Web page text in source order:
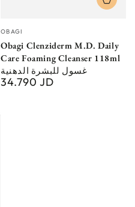
Vendor:
OBAGI
Obagi Clenziderm M.D. Daily
Care Foaming Cleanser 118ml
غسول للبشرة الدهنية
Regular
34.790 JD